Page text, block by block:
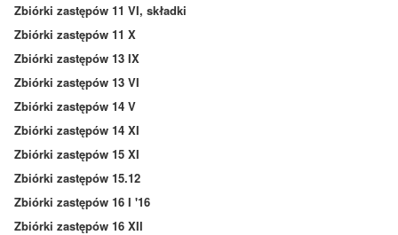
Zbiórki zastępów 11 VI, składki
Zbiórki zastępów 11 X
Zbiórki zastępów 13 IX
Zbiórki zastępów 13 VI
Zbiórki zastępów 14 V
Zbiórki zastępów 14 XI
Zbiórki zastępów 15 XI
Zbiórki zastępów 15.12
Zbiórki zastępów 16 I '16
Zbiórki zastępów 16 XII